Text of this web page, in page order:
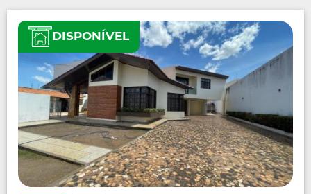
DISPONÍVEL